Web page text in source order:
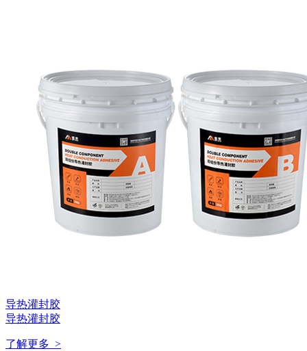
导热灌封胶
导热灌封胶
了解更多 >